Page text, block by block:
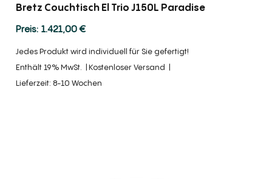
Bretz Couchtisch El Trio J150L Paradise
1.421,00€
Jedes Produkt wird individuell für Sie gefertigt!
Enthält 19% MwSt.
Kostenloser Versand
Lieferzeit: 8-10 Wochen